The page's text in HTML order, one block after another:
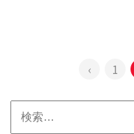
‹ 1
索: